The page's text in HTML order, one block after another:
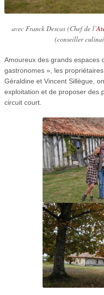
avec Franck Descas (Chef de l’
(conseiller
Amoureux des grands espaces
gastronomes », les propriétaires
Géraldine et Vincent Sillègue,
exploitation et de proposer des
circuit court.